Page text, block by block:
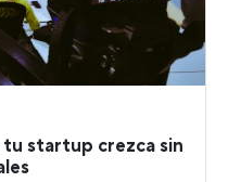
tu startup crezca sin